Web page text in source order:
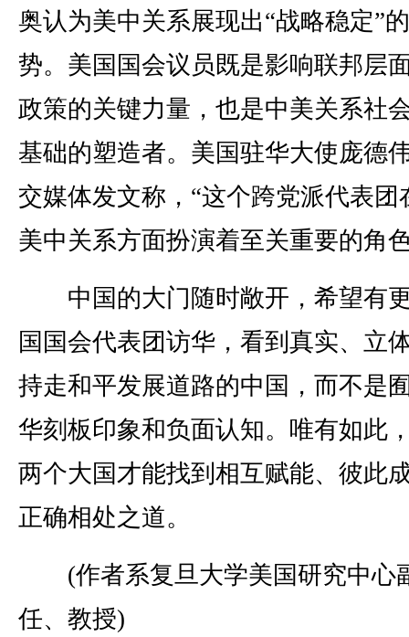
奥认为美中关系展现出“战略稳定”
势。美国国会议员既是影响联邦层
政策的关键力量，也是中美关系社
基础的塑造者。美国驻华大使庞德
交媒体发文称，“这个跨党派代表团
美中关系方面扮演着至关重要的角
中国的大门随时敞开，希望有
国国会代表团访华，看到真实、立
持走和平发展道路的中国，而不是
华刻板印象和负面认知。唯有如此
两个大国才能找到相互赋能、彼此
正确相处之道。
(作者系复旦大学美国研究中心
任、教授)